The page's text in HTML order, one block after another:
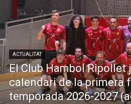
ACTUALITAT
El Club Hambol Ripollet
calendari de la primera
temporada 2026-2027